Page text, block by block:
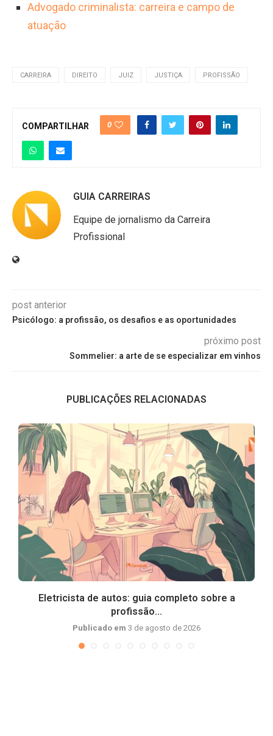
Advogado criminalista: carreira e campo de
atuação
CARREIRA DIREITO JUIZ JUSTIÇA PROFISSÃO
COMPARTILHAR 0
GUIA CARREIRAS
Equipe de jornalismo da Carreira
Profissional
post anterior
Psicólogo: a profissão, os desafios e as oportunidades
próximo post
Sommelier: a arte de se especializar em vinhos
PUBLICAÇÕES RELACIONADAS
Eletricista de autos: guia completo sobre a
profissão...
Publicado em 3 de agosto de 2026